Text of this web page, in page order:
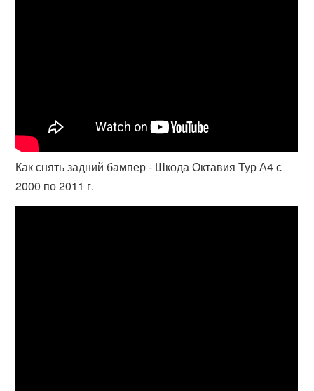
Как снять задний бампер - Шкода Октавия Тур А4 с
2000 по 2011 г.